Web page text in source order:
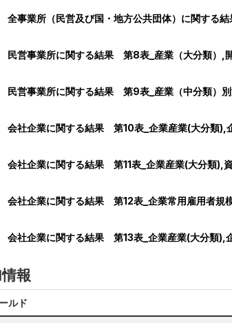
全事業所（民営及び国・地方公共団体）に関する
民営事業所に関する結果 第8表_産業（大分類）,
民営事業所に関する結果 第9表_産業（中分類）
会社企業に関する結果 第10表_企業産業(大分類),
会社企業に関する結果 第11表_企業産業(大分類),
会社企業に関する結果 第12表_企業常用雇用者規
会社企業に関する結果 第13表_企業産業(大分類),
報
ルド